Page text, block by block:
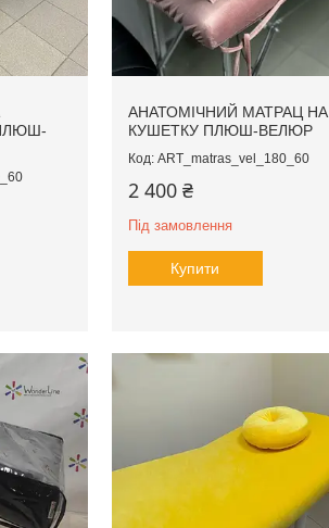
АНАТОМІЧНИЙ МАТРАЦ НА
КУШЕТКУ ПЛЮШ-ВЕЛЮР
ART_matras_vel_180_60
2 400 ₴
Під замовлення
Купити